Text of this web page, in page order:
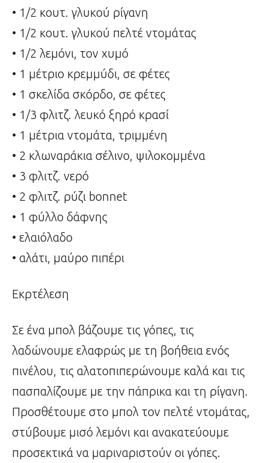
• 1/2 κουτ. γλυκού ρίγανη
• 1/2 κουτ. γλυκού πελτέ ντομάτας
• 1/2 λεμόνι, τον χυμό
• 1 μέτριο κρεμμύδι, σε φέτες
• 1 σκελίδα σκόρδο, σε φέτες
• 1/3 φλιτζ. λευκό ξηρό κρασί
• 1 μέτρια ντομάτα, τριμμένη
• 2 κλωναράκια σέλινο, ψιλοκομμένα
• 3 φλιτζ. νερό
• 2 φλιτζ. ρύζι bonnet
• 1 φύλλο δάφνης
• ελαιόλαδο
• αλάτι, μαύρο πιπέρι
Εκρτέλεση
Σε ένα μπολ βάζουμε τις γόπες, τις
λαδώνουμε ελαφρώς με τη βοήθεια ενός
πινέλου, τις αλατοπιπερώνουμε καλά και τις
πασπαλίζουμε με την πάπρικα και τη ρίγανη.
Προσθέτουμε στο μπολ τον πελτέ ντομάτας,
στύβουμε μισό λεμόνι και ανακατεύουμε
προσεκτικά να μαριναριστούν οι γόπες.